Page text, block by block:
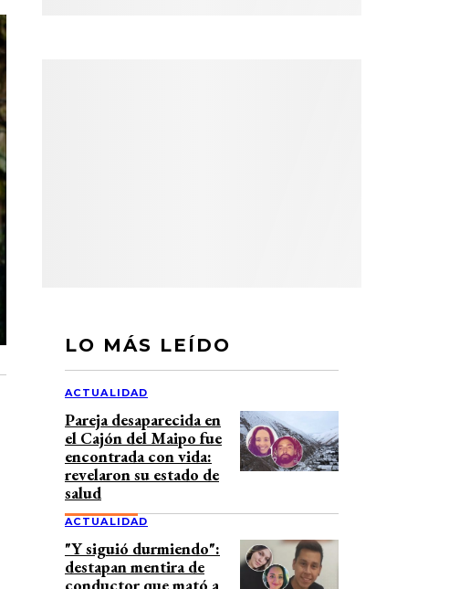
LO MÁS LEÍDO
ACTUALIDAD
Pareja desaparecida en
el Cajón del Maipo fue
encontrada con vida:
revelaron su estado de
salud
ACTUALIDAD
"Y siguió durmiendo":
destapan mentira de